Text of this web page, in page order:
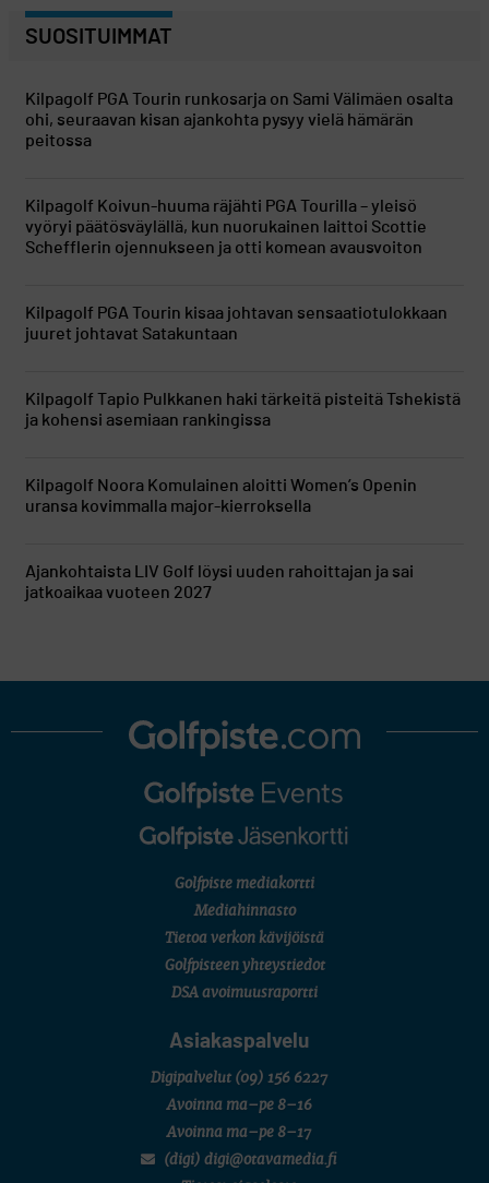
SUOSITUIMMAT
Kilpagolf PGA Tourin runkosarja on Sami Välimäen osalta
ohi, seuraavan kisan ajankohta pysyy vielä hämärän
peitossa
Kilpagolf Koivun-huuma räjähti PGA Tourilla – yleisö
vyöryi päätösväylällä, kun nuorukainen laittoi Scottie
Schefflerin ojennukseen ja otti komean avausvoiton
Kilpagolf PGA Tourin kisaa johtavan sensaatiotulokkaan
juuret johtavat Satakuntaan
Kilpagolf Tapio Pulkkanen haki tärkeitä pisteitä Tshekistä
ja kohensi asemiaan rankingissa
Kilpagolf Noora Komulainen aloitti Women’s Openin
uransa kovimmalla major-kierroksella
Ajankohtaista LIV Golf löysi uuden rahoittajan ja sai
jatkoaikaa vuoteen 2027
Golfpiste mediakortti
Mediahinnasto
Tietoa verkon kävijöistä
Golfpisteen yhteystiedot
DSA avoimuusraportti
Asiakaspalvelu
Digipalvelut (09) 156 6227
Avoinna ma–pe 8–16
Avoinna ma–pe 8–17
(digi) digi@otavamedia.fi